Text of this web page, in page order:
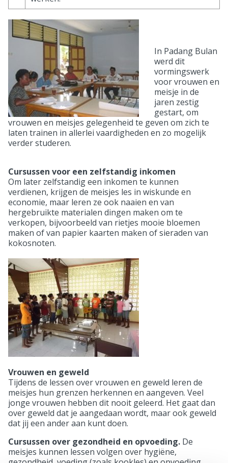
In Padang Bulan
werd dit
vormingswerk
voor vrouwen en
meisje in de
jaren zestig
gestart, om
vrouwen en meisjes gelegenheid te geven om zich te
laten trainen in allerlei vaardigheden en zo mogelijk
verder studeren.
Cursussen voor een zelfstandig inkomen
Om later zelfstandig een inkomen te kunnen
verdienen, krijgen de meisjes les in wiskunde en
economie, maar leren ze ook naaien en van
hergebruikte materialen dingen maken om te
verkopen, bijvoorbeeld van rietjes mooie bloemen
maken of van papier kaarten maken of sieraden van
kokosnoten.
Vrouwen en geweld
Tijdens de lessen over vrouwen en geweld leren de
meisjes hun grenzen herkennen en aangeven. Veel
jonge vrouwen hebben dit nooit geleerd. Het gaat dan
over geweld dat je aangedaan wordt, maar ook geweld
dat jij een ander aan kunt doen.
Cursussen over gezondheid en opvoeding. De
meisjes kunnen lessen volgen over hygiëne,